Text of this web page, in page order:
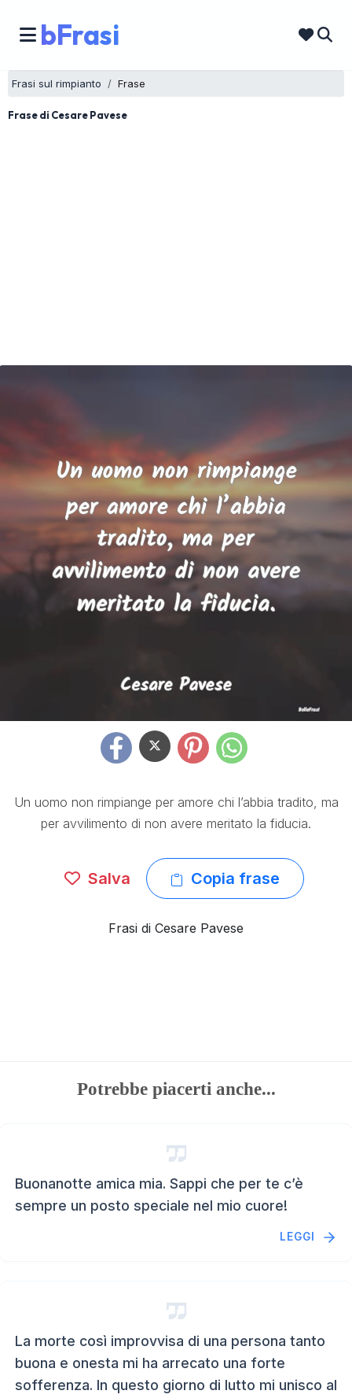
bFrasi
Frasi sul rimpianto Frase
Frase di Cesare Pavese
Un uomo non rimpiange per amore chi l’abbia tradito, ma
per avvilimento di non avere meritato la fiducia.
Salva Copia frase
Frasi di Cesare Pavese
Potrebbe piacerti anche...
Buonanotte amica mia. Sappi che per te c’è
sempre un posto speciale nel mio cuore!
LEGGI
La morte così improvvisa di una persona tanto
buona e onesta mi ha arrecato una forte
sofferenza. In questo giorno di lutto mi unisco al